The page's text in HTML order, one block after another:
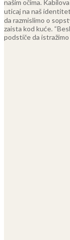
našim očima.
uticaj na naš
da razmislimo o
zaista kod kuće.
podstiče da